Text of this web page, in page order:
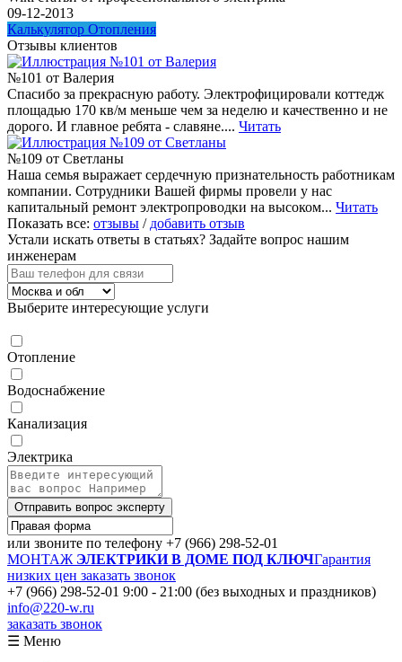
09-12-2013
Калькулятор Отопления
Отзывы клиентов
№101 от Валерия
Спасибо за прекрасную работу. Электрофицировали коттедж
площадью 170 кв/м меньше чем за неделю и качественно и не
дорого. И главное ребята - славяне.... Читать
№109 от Светланы
Наша семья выражает сердечную признательность работникам
компании. Сотрудники Вашей фирмы провели у нас
капитальный ремонт электропроводки на высоком... Читать
Показать все: отзывы / добавить отзыв
Устали искать ответы в статьях? Задайте вопрос нашим
инженерам
Выберите интересующие услуги
Отопление
Водоснабжение
Канализация
Электрика
Отправить вопрос эксперту
или звоните по телефону +7 (966) 298-52-01
МОНТАЖ ЭЛЕКТРИКИ В ДОМЕ ПОД КЛЮЧГарантия
низких цен заказать звонок
+7 (966) 298-52-01 9:00 - 21:00 (без выходных и праздников)
info@220-w.ru
заказать звонок
☰ Меню